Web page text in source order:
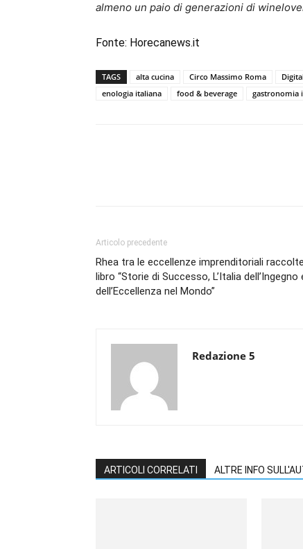
almeno un paio di generazioni di
Fonte: Horecanews.it
TAGS alta cucina Circo Massimo Roma
enologia italiana
food & beverage gastronomia
Articolo precedente
Rhea tra le eccellenze imprenditoriali
libro “Storie di Successo, L’Italia dell’Ingegno
dell’Eccellenza nel Mondo”
Redazione 5
ARTICOLI CORRELATI ALTRE INFO